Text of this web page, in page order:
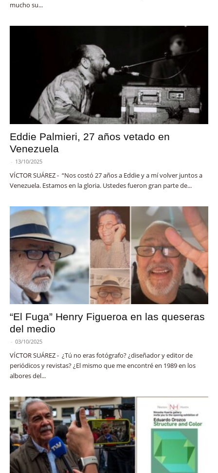
mucho su...
Eddie Palmieri, 27 años vetado en
Venezuela
- 13/10/2025
VÍCTOR SUÁREZ - “Nos costó 27 años a Eddie y a mí volver juntos a
Venezuela. Estamos en la gloria. Ustedes fueron gran parte de...
“El Fuga” Henry Figueroa en las queseras
del medio
- 03/10/2025
VÍCTOR SUÁREZ - ¿Tú no eras fotógrafo? ¿diseñador y editor de
periódicos y revistas? ¿El mismo que me encontré en 1989 en los
albores del...